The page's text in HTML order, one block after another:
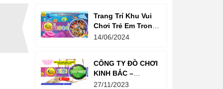
Trang Trí Khu Vui
Chơi Trẻ Em Trong
Nhà Như Thế Nào
14/06/2024
CÔNG TY ĐỒ CHƠI
KINH BẮC –
CHỨNG CHỈ ISO
27/11/2023